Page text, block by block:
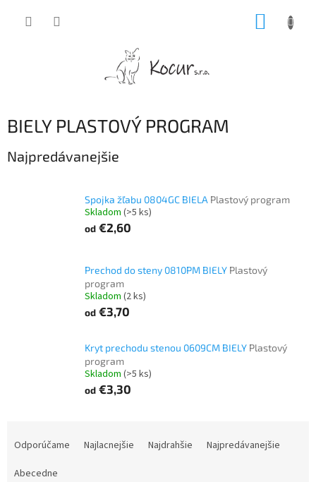
BIELY PLASTOVÝ PROGRAM
Najpredávanejšie
Spojka žľabu 0804GC BIELA Plastový program
Skladom (>5 ks)
od €2,60
Prechod do steny 0810PM BIELY Plastový
program
Skladom (2 ks)
od €3,70
Kryt prechodu stenou 0609CM BIELY Plastový
program
Skladom (>5 ks)
od €3,30
Odporúčame Najlacnejšie Najdrahšie
Najpredávanejšie
Abecedne